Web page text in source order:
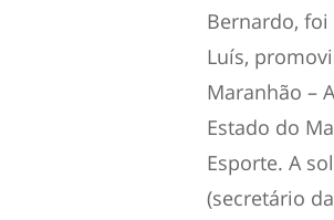
Bernardo, foi
Luís,
Maranhão –
Estado do
Esporte. A
(secretário